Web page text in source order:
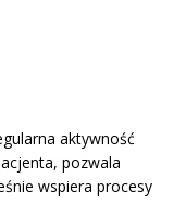
aktywność
pozwala
wspiera procesy